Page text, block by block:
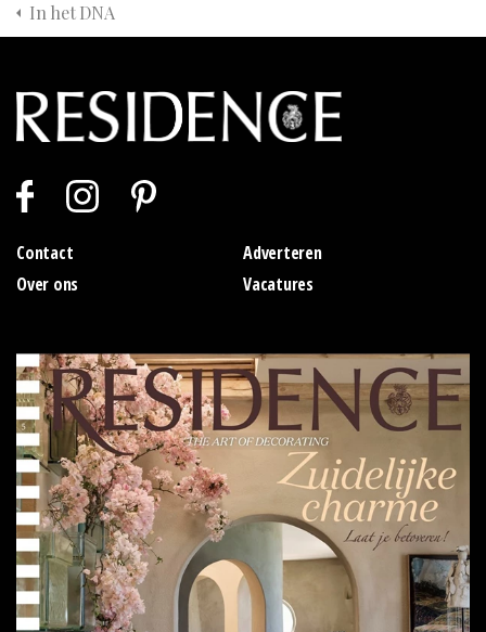
In het DNA
Contact
Adverteren
Over ons
Vacatures